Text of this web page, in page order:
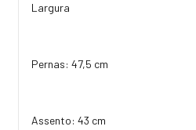
Largura
Pernas: 47,5 cm
Assento: 43 cm